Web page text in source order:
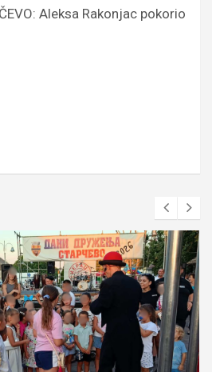
Aleksa Rakonjac pokorio